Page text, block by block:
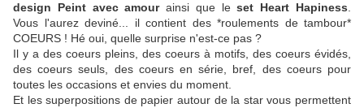
design Peint avec amourainsi que leset Heart Hapiness
Vous l'aurez deviné... il contient des *roulements de tambour*
COEURS ! Hé oui, quelle surprise n'est-ce pas ?
Il y a des coeurs pleins, des coeurs à motifs, des coeurs évidés,
des coeurs seuls, des coeurs en série, bref, des coeurs pour
toutes les occasions et envies du moment.
Et les superpositions de papier autour de la star vous permettent